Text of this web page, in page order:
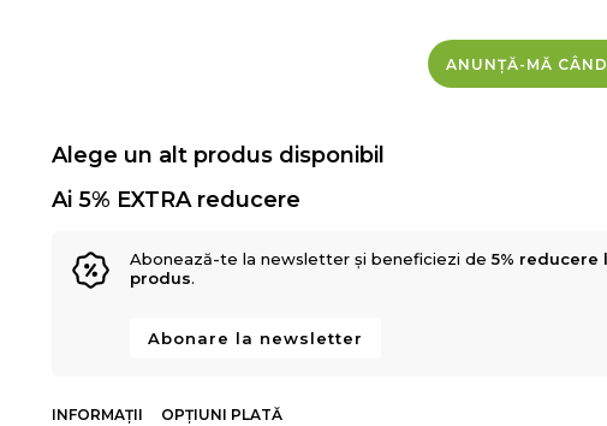
ANUNȚĂ-MĂ
Alege un alt produs disponibil
Ai 5% EXTRA reducere
Abonează-te la newsletter și beneficiezi de5% reducere
produs.
Abonare la newsletter
INFORMAȚII OPȚIUNI PLATĂ